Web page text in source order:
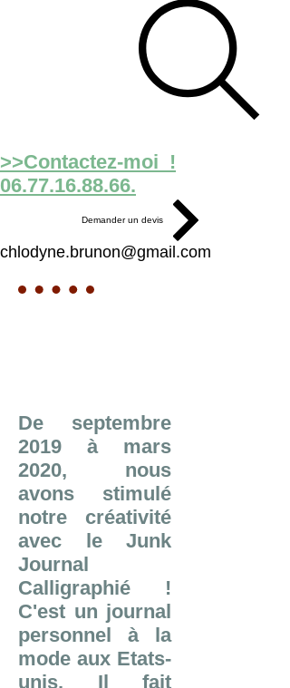
>>Contactez-moi !
06.77.16.88.66.
Demander un devis
chlodyne.brunon@gmail.com
De septembre
2019 à mars
2020, nous
avons stimulé
notre créativité
avec le Junk
Journal
Calligraphié !
C'est un journal
personnel à la
mode aux Etats-
unis. Il fait